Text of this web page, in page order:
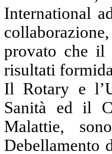
International
provato che il
risultati
Il Rotary e
Sanità ed il
Malattie,
Debellamento